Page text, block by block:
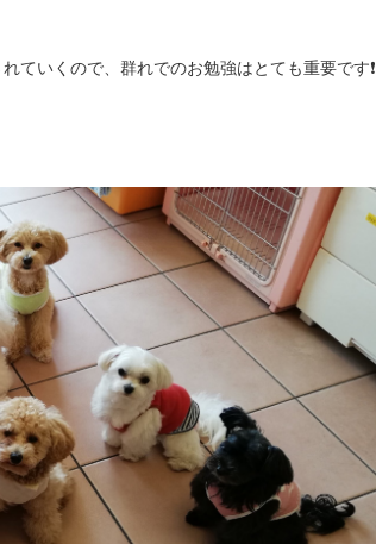
ていくので、群れでのお勉強はとても重要です❗